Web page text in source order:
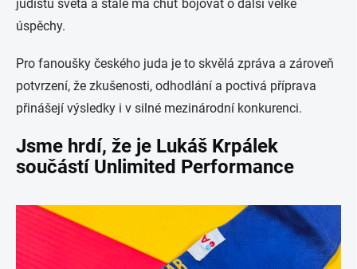
judistů světa a stále má chuť bojovat o další velké
úspěchy.
Pro fanoušky českého juda je to skvělá zpráva a zároveň
potvrzení, že zkušenosti, odhodlání a poctivá příprava
přinášejí výsledky i v silné mezinárodní konkurenci.
Jsme hrdí, že je Lukáš Krpálek
součástí Unlimited Performance